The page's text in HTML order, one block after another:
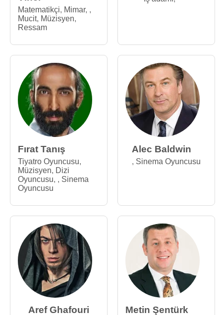
Matematikçi, Mimar, ,
Mucit, Müzisyen,
Ressam
Fırat Tanış
Tiyatro Oyuncusu,
Müzisyen, Dizi
Oyuncusu, , Sinema
Oyuncusu
Alec Baldwin
, Sinema Oyuncusu
Aref Ghafouri Metin Şentürk